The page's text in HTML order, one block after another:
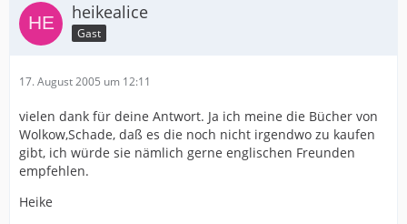
heikealice
Gast
17. August 2005 um 12:11
vielen dank für deine Antwort. Ja ich meine die Bücher von
Wolkow,Schade, daß es die noch nicht irgendwo zu kaufen
gibt, ich würde sie nämlich gerne englischen Freunden
empfehlen.
Heike